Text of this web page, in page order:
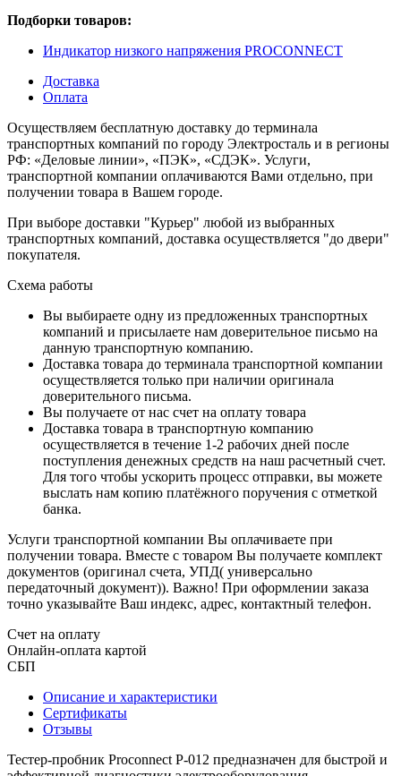
Подборки товаров:
Индикатор низкого напряжения PROCONNECT
Доставка
Оплата
Осуществляем бесплатную доставку до терминала
транспортных компаний по городу Электросталь и в регионы
РФ: «Деловые линии», «ПЭК», «СДЭК». Услуги,
транспортной компании оплачиваются Вами отдельно, при
получении товара в Вашем городе.
При выборе доставки "Курьер" любой из выбранных
транспортных компаний, доставка осуществляется "до двери"
покупателя.
Схема работы
Вы выбираете одну из предложенных транспортных
компаний и присылаете нам доверительное письмо на
данную транспортную компанию.
Доставка товара до терминала транспортной компании
осуществляется только при наличии оригинала
доверительного письма.
Вы получаете от нас счет на оплату товара
Доставка товара в транспортную компанию
осуществляется в течение 1-2 рабочих дней после
поступления денежных средств на наш расчетный счет.
Для того чтобы ускорить процесс отправки, вы можете
выслать нам копию платёжного поручения с отметкой
банка.
Услуги транспортной компании Вы оплачиваете при
получении товара. Вместе с товаром Вы получаете комплект
документов (оригинал счета, УПД( универсально
передаточный документ)). Важно! При оформлении заказа
точно указывайте Ваш индекс, адрес, контактный телефон.
Счет на оплату
Онлайн-оплата картой
СБП
Описание и характеристики
Сертификаты
Отзывы
Тестер-пробник Proconnect P-012 предназначен для быстрой и